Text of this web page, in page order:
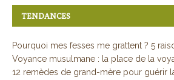
TENDANCES
Pourquoi mes fesses me grattent ? 5
Voyance musulmane : la place de la
12 remèdes de grand-mère pour guérir